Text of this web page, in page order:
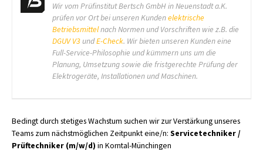
Wir vom Prüfinstitut Bertsch GmbH in Neuenstadt a.K.
prüfen vor Ort bei unseren Kundenelektrische
Betriebsmittelnach Normen und Vorschriften wie z.B. die
DGUV V3 undE-Check. Wir bieten unseren Kunden eine
Full-Service-Philosophie und kümmern uns um die
Planung, Umsetzung sowie die fristgerechte Prüfung der
Elektrogeräte, Installationen und Maschinen.
Bedingt durch stetiges Wachstum suchen wir zur Verstärkung unseres
Teams zum nächstmöglichen Zeitpunkt eine/n: Servicetechniker /
Prüftechniker (m/w/d) in Korntal-Münchingen